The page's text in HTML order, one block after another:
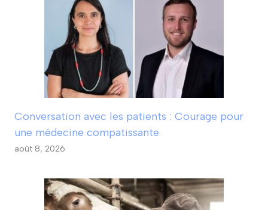
Conversation avec les patients : Courage pour
une médecine compatissante
août 8, 2026